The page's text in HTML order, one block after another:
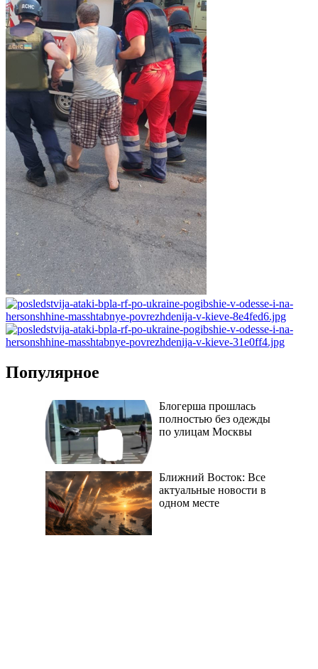
Популярное
Блогерша прошлась
полностью без одежды
по улицам Москвы
Ближний Восток: Все
актуальные новости в
одном месте